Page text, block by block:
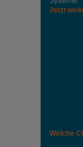
Jetzt
Welche